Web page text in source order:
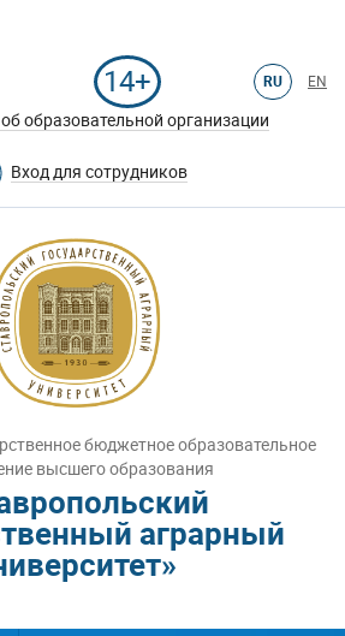
14+ RU EN
образовательной организации
Вход для сотрудников
бюджетное образовательное
высшего образования
аграрный